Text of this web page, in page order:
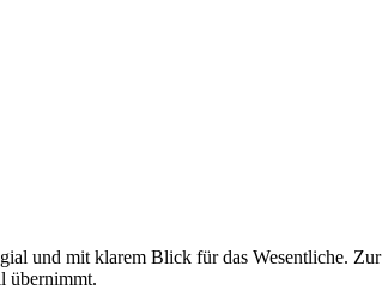
und mit klarem Blick für das Wesentliche.
übernimmt.